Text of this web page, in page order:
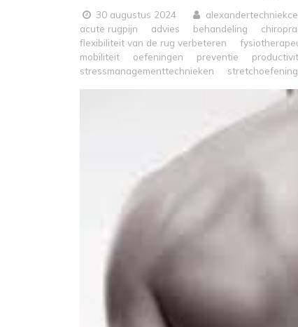
30 augustus 2024
acute rugpijn
advies behandeling
flexibiliteit van de rug verbeteren
mobiliteit
oefeningen preventie
stressmanagementtechnieken